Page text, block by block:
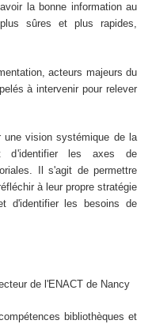
la bonne information au
sûres et plus rapides,
acteurs majeurs du
à intervenir pour relever
une vision systémique de la
d'identifier les axes de
Il s'agit de permettre
à leur propre stratégie
d'identifier les besoins de
de l'ENACT de Nancy
bibliothèques et